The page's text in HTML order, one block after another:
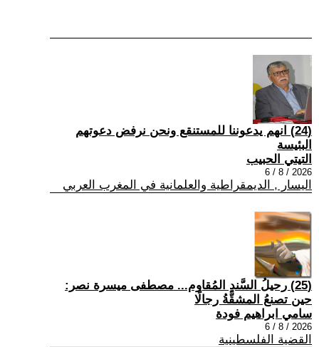
(24) انهم يدعوننا للمستنقع ونحن نرفض دعوتهم
البئيسة
التيتي الحبيب
2026 / 8 / 6
اليسار , الديمقراطية والعلمانية في المغرب العربي
(25) رحيلُ السَّندِ المُقاوم... مصطفى ميسرة نصر:
حين تصنعُ المشقَّةُ رجالًا
سامي ابراهيم فودة
2026 / 8 / 6
القضية الفلسطينية